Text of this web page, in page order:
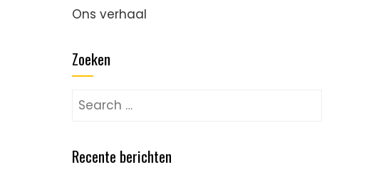
Ons verhaal
Zoeken
Search
Recente berichten